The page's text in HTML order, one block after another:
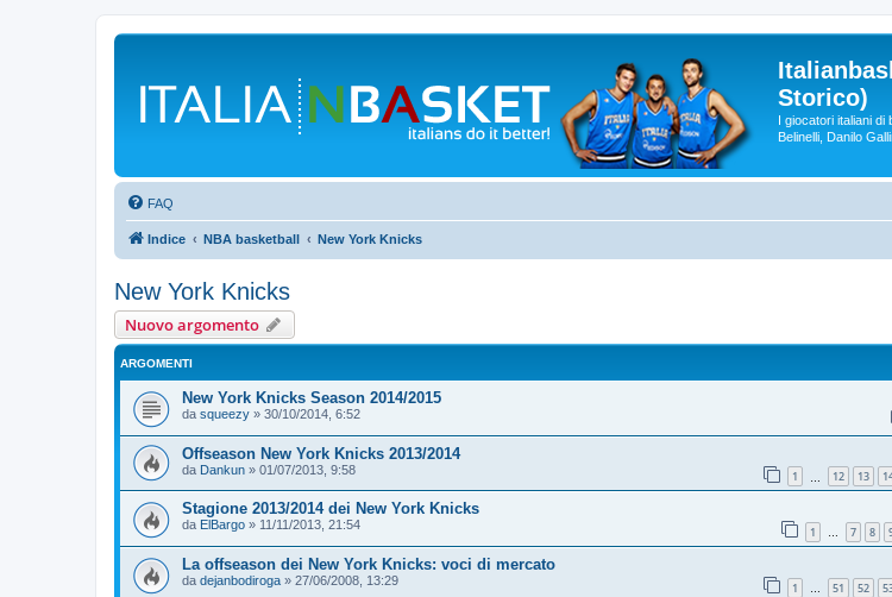
Storico)
I giocatori italiani di
Belinelli, Danilo
FAQ
Indice NBA basketball New York Knicks
New York Knicks
Nuovo argomento
ARGOMENTI
New York Knicks Season 2014/2015
da squeezy » 30/10/2014, 6:52
Offseason New York Knicks 2013/2014
da Dankun » 01/07/2013, 9:58 1 12 13
Stagione 2013/2014 dei New York Knicks
da ElBargo » 11/11/2013, 21:54 1 … 7 8
La offseason dei New York Knicks: voci di mercato
da dejanbodiroga » 27/06/2008, 13:29 1 … 51 52